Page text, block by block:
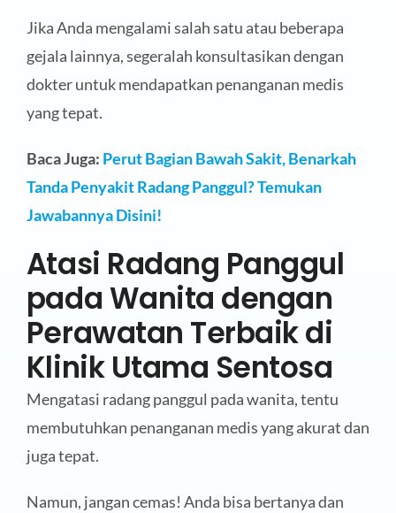
Jika Anda mengalami salah satu atau beberapa
gejala lainnya, segeralah konsultasikan dengan
dokter untuk mendapatkan penanganan medis
yang tepat.
Baca Juga: Perut Bagian Bawah Sakit, Benarkah
Tanda Penyakit Radang Panggul? Temukan
Jawabannya Disini!
Atasi Radang Panggul
pada Wanita dengan
Perawatan Terbaik di
Klinik Utama Sentosa
Mengatasi radang panggul pada wanita, tentu
membutuhkan penanganan medis yang akurat dan
juga tepat.
Namun, jangan cemas! Anda bisa bertanya dan